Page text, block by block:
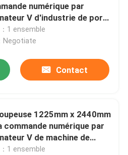
numérique par
V d'industrie de porte
de coupeur de
de V
1 ensemble
Negotiate
Contact
1225mm x 2440mm
commande numérique par
V de machine de
de cannelure du
：1 ensemble